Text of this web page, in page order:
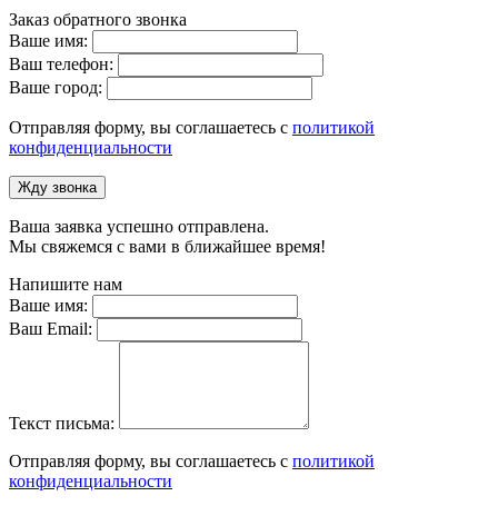
Заказ обратного звонка
Ваше имя:
Ваш телефон:
Ваше город:
Отправляя форму, вы соглашаетесь с политикой
конфиденциальности
Жду звонка
Ваша заявка успешно отправлена.
Мы свяжемся с вами в ближайшее время!
Напишите нам
Ваше имя:
Ваш Email:
Текст письма:
Отправляя форму, вы соглашаетесь с политикой
конфиденциальности